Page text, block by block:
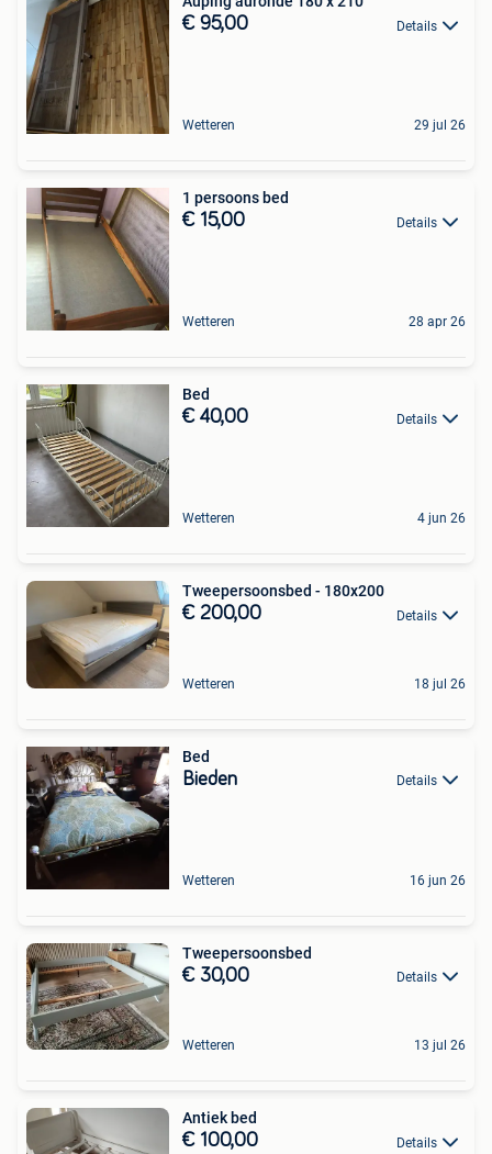
€ 95,00 Details
Wetteren 29 jul 26
1 persoons bed
€ 15,00 Details
Wetteren 28 apr 26
Bed
€ 40,00 Details
Wetteren 4 jun 26
Tweepersoonsbed - 180x200
€ 200,00 Details
Wetteren 18 jul 26
Bed
Bieden Details
Wetteren 16 jun 26
Tweepersoonsbed
€ 30,00 Details
Wetteren 13 jul 26
Antiek bed
€ 100,00 Details